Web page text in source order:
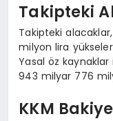
Takipteki
Takipteki
milyon lira
Yasal öz
943 milyar 776
KKM